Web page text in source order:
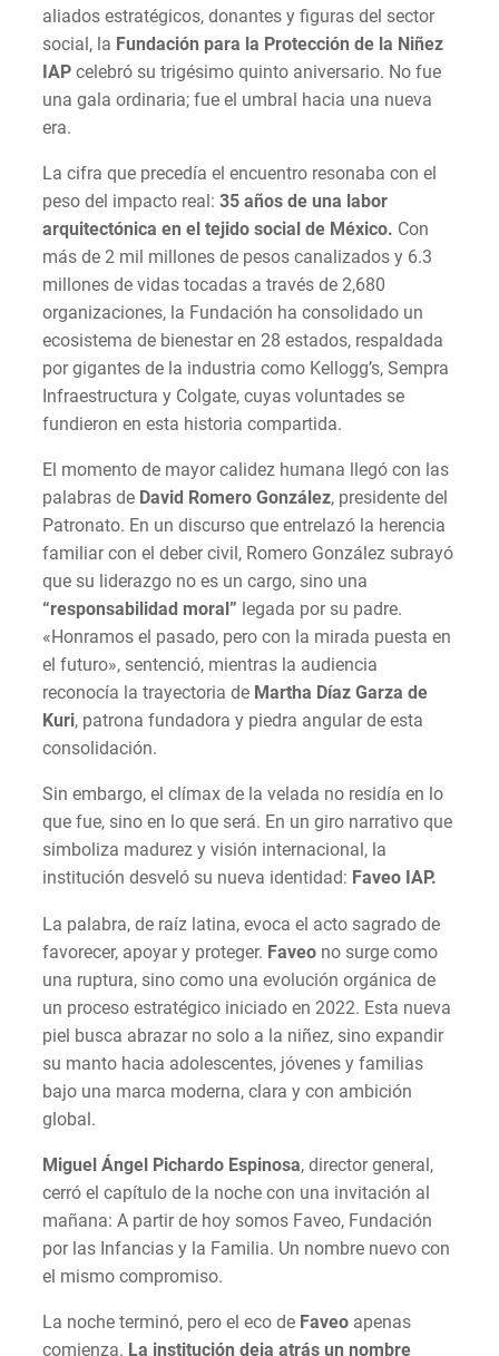
aliados estratégicos, donantes y figuras del sector
social, la Fundación para la Protección de la Niñez
IAP celebró su trigésimo quinto aniversario. No fue
una gala ordinaria; fue el umbral hacia una nueva
era.
La cifra que precedía el encuentro resonaba con el
peso del impacto real: 35 años de una labor
arquitectónica en el tejido social de México. Con
más de 2 mil millones de pesos canalizados y 6.3
millones de vidas tocadas a través de 2,680
organizaciones, la Fundación ha consolidado un
ecosistema de bienestar en 28 estados, respaldada
por gigantes de la industria como Kellogg’s, Sempra
Infraestructura y Colgate, cuyas voluntades se
fundieron en esta historia compartida.
El momento de mayor calidez humana llegó con las
palabras de David Romero González, presidente del
Patronato. En un discurso que entrelazó la herencia
familiar con el deber civil, Romero González subrayó
que su liderazgo no es un cargo, sino una
“responsabilidad moral” legada por su padre.
«Honramos el pasado, pero con la mirada puesta en
el futuro», sentenció, mientras la audiencia
reconocía la trayectoria de Martha Díaz Garza de
Kuri, patrona fundadora y piedra angular de esta
consolidación.
Sin embargo, el clímax de la velada no residía en lo
que fue, sino en lo que será. En un giro narrativo que
simboliza madurez y visión internacional, la
institución desveló su nueva identidad: Faveo IAP.
La palabra, de raíz latina, evoca el acto sagrado de
favorecer, apoyar y proteger. Faveo no surge como
una ruptura, sino como una evolución orgánica de
un proceso estratégico iniciado en 2022. Esta nueva
piel busca abrazar no solo a la niñez, sino expandir
su manto hacia adolescentes, jóvenes y familias
bajo una marca moderna, clara y con ambición
global.
Miguel Ángel Pichardo Espinosa, director general,
cerró el capítulo de la noche con una invitación al
mañana: A partir de hoy somos Faveo, Fundación
por las Infancias y la Familia. Un nombre nuevo con
el mismo compromiso.
La noche terminó, pero el eco de Faveo apenas
comienza. La institución deja atrás un nombre